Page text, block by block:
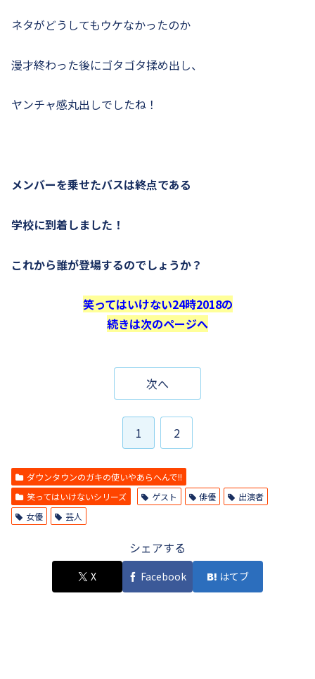
ネタがどうしてもウケなかったのか
漫才終わった後にゴタゴタ揉め出し、
ヤンチャ感丸出しでしたね！
メンバーを乗せたバスは終点である
学校に到着しました！
これから誰が登場するのでしょうか？
笑ってはいけない24時2018の
続きは次のページへ
次へ
1 2
ダウンタウンのガキの使いやあらへんで!!
笑ってはいけないシリーズ
ゲスト 俳優
出演者
女優
芸人
シェアする
X Facebook はてブ